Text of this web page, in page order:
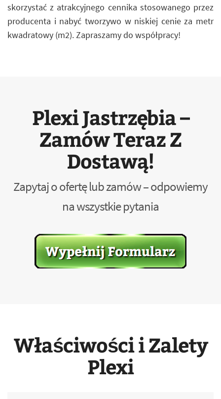
skorzystać z atrakcyjnego cennika stosowanego przez
producenta i nabyć tworzywo w niskiej cenie za metr
kwadratowy (m2). Zapraszamy do współpracy!
Plexi Jastrzębia –
Zamów Teraz Z
Dostawą!
Zapytaj o ofertę lub zamów – odpowiemy
na wszystkie pytania
Właściwości i Zalety
Plexi